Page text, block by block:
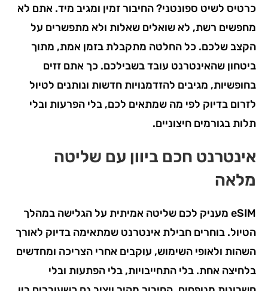
כרטיס לשיט ספונטני? החיבור זמין ומגיב מיד. אתם לא
מחפשים רשת, לא שואלים שאלות ולא מתפשרים על
הקצב שלכם. כל החלטה מתקבלת בזמן אמת, מתוך
ביטחון שהאינטרנט עובד בשבילכם. כך אתם זזים
בחופשיות, מגיבים להזדמנויות חדשות ונותנים לטיול
לזרום בדיוק לפי מה שמתאים לכם, בלי הפרעות ובלי
תלות בגורמים חיצוניים.
אינטרנט חכם ביוון עם שליטה
מלאה
eSIM מעניק לכם שליטה אמיתית על הגלישה במהלך
הטיול. בוחרים חבילת אינטרנט שמתאימה בדיוק לאורך
השהות ולאופי השימוש, עוקבים אחרי הצריכה ומחדשים
בלחיצה אחת. בלי התחייבויות, בלי הפתעות ובלי